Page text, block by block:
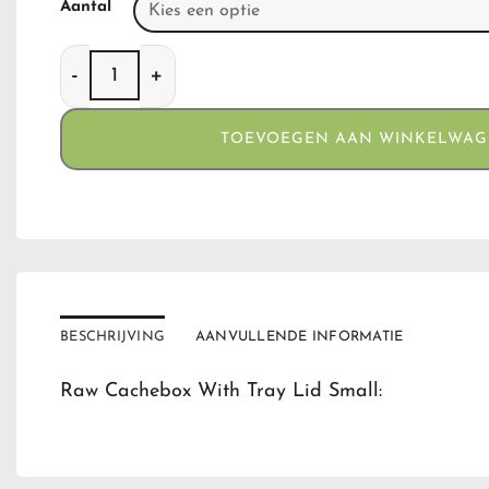
Aantal
Raw Cachebox With Tray Lid Small aantal
TOEVOEGEN AAN
BESCHRIJVING AANVULLENDE INFORMATIE
Raw Cachebox With Tray Lid Small: